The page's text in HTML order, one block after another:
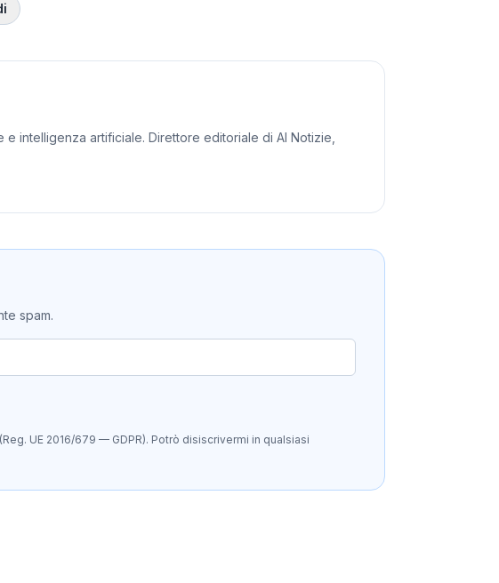
intelligenza artificiale. Direttore editoriale di AI Notizie,
spam.
UE 2016/679 — GDPR). Potrò disiscrivermi in qualsiasi